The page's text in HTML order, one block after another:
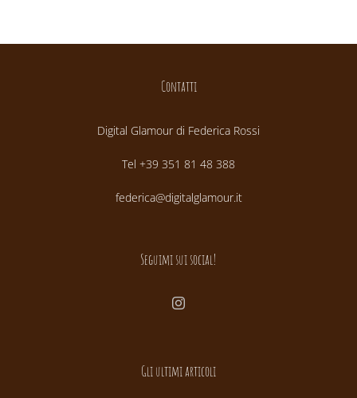
Contatti
Digital Glamour di Federica Rossi
Tel +39 351 81 48 388
federica@digitalglamour.it
Seguimi sui social!
Gli ultimi articoli